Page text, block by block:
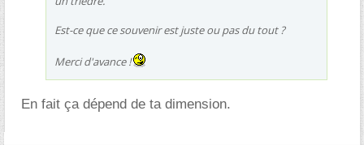
Est-ce que ce souvenir est juste ou pas du tout ?
Merci d'avance !
En fait ça dépend de ta dimension.